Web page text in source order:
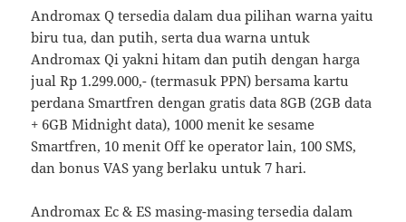
Andromax Q tersedia dalam dua pilihan warna yaitu
biru tua, dan putih, serta dua warna untuk
Andromax Qi yakni hitam dan putih dengan harga
jual Rp 1.299.000,- (termasuk PPN) bersama kartu
perdana Smartfren dengan gratis data 8GB (2GB data
+ 6GB Midnight data), 1000 menit ke sesame
Smartfren, 10 menit Off ke operator lain, 100 SMS,
dan bonus VAS yang berlaku untuk 7 hari.
Andromax Ec & ES masing-masing tersedia dalam